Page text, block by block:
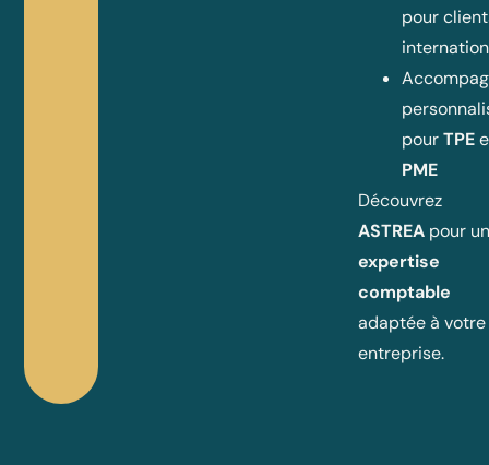
pour
pourTPE
PME
Découvrez
ASTREA pour
expertise
comptable
adaptée à votre
entreprise.